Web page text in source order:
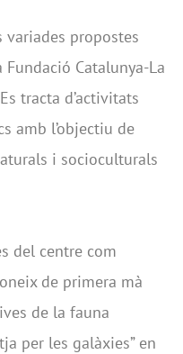
variades propostes
Catalunya-La
tracta d’activitats
amb l’objectiu de
i socioculturals
del centre com
de primera mà
de la fauna
per les galàxies” en